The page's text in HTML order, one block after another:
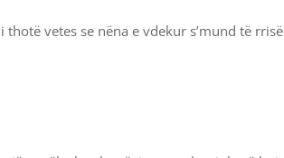
vetes se nëna e vdekur s’mund të rrisë